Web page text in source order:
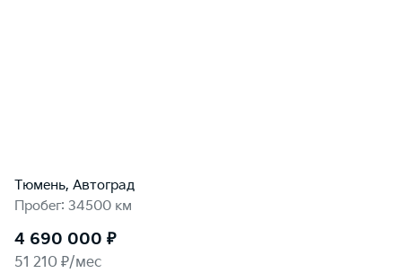
Тюмень, Автоград
Пробег: 34500 км
4 690 000 ₽
51 210 ₽/мес